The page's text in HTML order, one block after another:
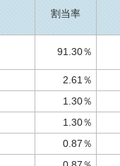
割当率
91.30％
2.61％
1.30％
1.30％
0.87％